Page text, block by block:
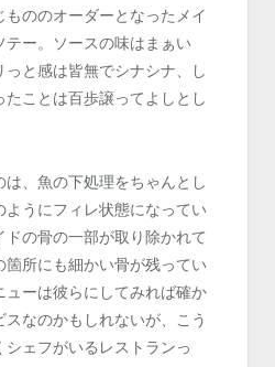
ののオーダーとなったメイ
ー。ソースの味はまぁい
と感は皆無でシナシナ、し
ことは百歩譲ってよしとし
、魚の下処理をちゃんとし
うにフィレ状態になってい
の骨の一部が取り除かれて
所にも細かい骨が残ってい
ーは彼らにしてみれば確か
なのかもしれないが、こう
ェフがいるレストランっ